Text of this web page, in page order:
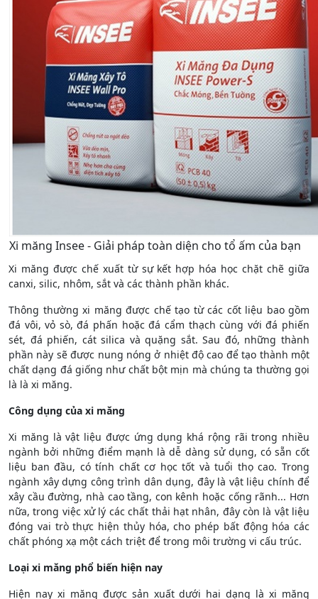
Xi măng Insee - Giải pháp toàn diện cho tổ ấm của bạn
Xi măng được chế xuất từ sự kết hợp hóa học chặt chẽ giữa
canxi, silic, nhôm, sắt và các thành phần khác.
Thông thường xi măng được chế tạo từ các cốt liệu bao gồm
đá vôi, vỏ sò, đá phấn hoặc đá cẩm thạch cùng với đá phiến
sét, đá phiến, cát silica và quặng sắt. Sau đó, những thành
phần này sẽ được nung nóng ở nhiệt độ cao để tạo thành một
chất dạng đá giống như chất bột mịn mà chúng ta thường gọi
là là xi măng.
Công dụng của xi măng
Xi măng là vật liệu được ứng dụng khá rộng rãi trong nhiều
ngành bởi những điểm mạnh là dễ dàng sử dụng, có sẵn cốt
liệu ban đầu, có tính chất cơ học tốt và tuổi thọ cao. Trong
ngành xây dựng công trình dân dụng, đây là vật liệu chính để
xây cầu đường, nhà cao tầng, con kênh hoặc cống rãnh... Hơn
nữa, trong việc xử lý các chất thải hạt nhân, đây còn là vật liệu
đóng vai trò thực hiện thủy hóa, cho phép bất động hóa các
chất phóng xạ một cách triệt để trong môi trường vi cấu trúc.
Loại xi măng phổ biến hiện nay
Hiện nay xi măng được sản xuất dưới hai dạng là xi măng